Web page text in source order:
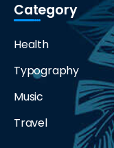
Category
Health
Typography
Music
Travel